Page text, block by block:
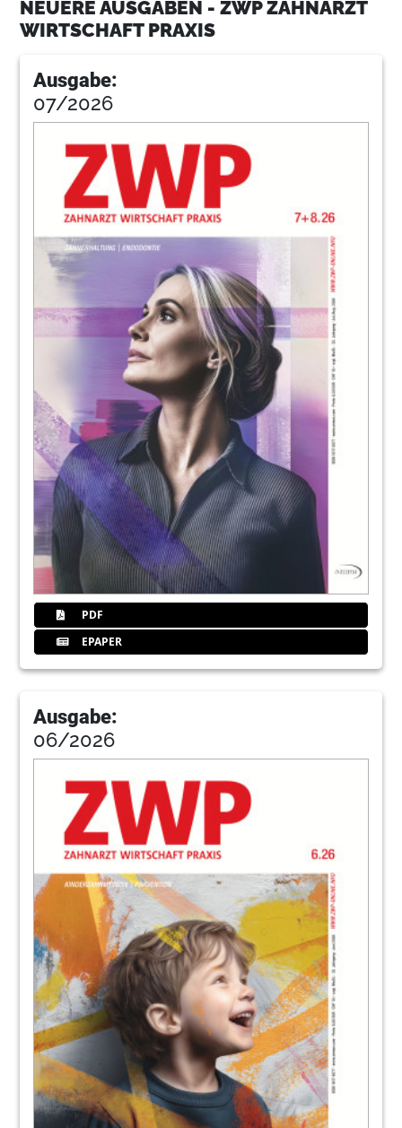
22Zosk
26Fruhjakt
Advisaintv
Holper
34Schlegeisenb
38
40Umfrageausw
42 Kommentar
Sandock
Unternehmer
52
Pinwand
60 Produkte
62Akademiefoku
66Bach
75Mysmile
NEUERE AUSGABEN - ZWP ZAHNARZT
WIRTSCHAFT PRAXIS
Ausgabe:
07/2026
PDF
EPAPER
Ausgabe:
06/2026